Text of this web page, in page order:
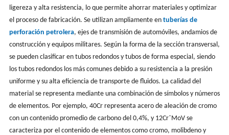
ligereza y alta resistencia, lo que permite ahorrar materiales y optimizar
el proceso de fabricación. Se utilizan ampliamente en tuberías de
perforación petrolera, ejes de transmisión de automóviles, andamios de
construcción y equipos militares. Según la forma de la sección transversal,
se pueden clasificar en tubos redondos y tubos de forma especial, siendo
los tubos redondos los más comunes debido a su resistencia a la presión
uniforme y su alta eficiencia de transporte de fluidos. La calidad del
material se representa mediante una combinación de símbolos y números
de elementos. Por ejemplo, 40Cr representa acero de aleación de cromo
con un contenido promedio de carbono del 0,4%, y 12Cr⁻MoV se
caracteriza por el contenido de elementos como cromo, molibdeno y